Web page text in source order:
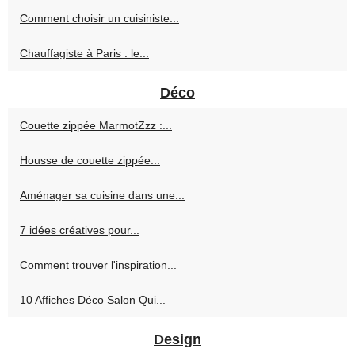
Comment choisir un cuisiniste...
Chauffagiste à Paris : le...
Déco
Couette zippée MarmotZzz :...
Housse de couette zippée...
Aménager sa cuisine dans une...
7 idées créatives pour...
Comment trouver l'inspiration...
10 Affiches Déco Salon Qui...
Design